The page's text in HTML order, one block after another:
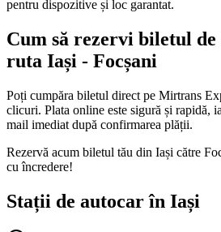
pentru dispozitive și loc garantat.
Cum să rezervi biletul
ruta Iași - Focșani
Poți cumpăra biletul direct pe Mirtrans
clicuri. Plata online este sigură și rapidă,
mail imediat după confirmarea plății.
Rezervă acum biletul tău din Iași către
cu încredere!
Stații de autocar în Iași